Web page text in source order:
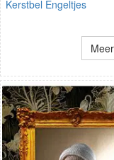
Kerstbel Engeltjes